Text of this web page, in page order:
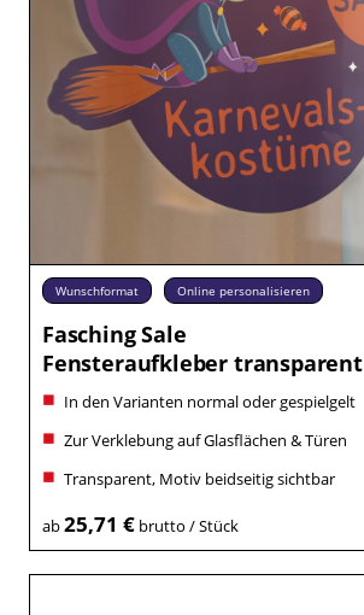
Wunschformat Online personalisieren
Fasching Sale
Fensteraufkleber transparent
In den Varianten normal oder gespielgelt
Zur Verklebung auf Glasflächen & Türen
Transparent, Motiv beidseitig sichtbar
ab25,71 €brutto / Stück